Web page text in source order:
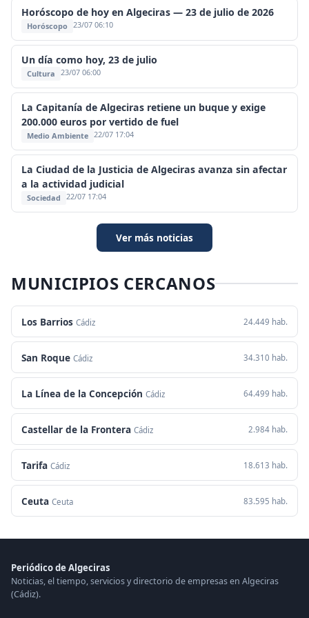
Horóscopo de hoy en Algeciras — 23 de julio de 2026
Horóscopo 23/07 06:10
Un día como hoy, 23 de julio
Cultura 23/07 06:00
La Capitanía de Algeciras retiene un buque y exige
200.000 euros por vertido de fuel
Medio Ambiente 22/07 17:04
La Ciudad de la Justicia de Algeciras avanza sin afectar
a la actividad judicial
Sociedad 22/07 17:04
Ver más noticias
MUNICIPIOS CERCANOS
Los Barrios Cádiz 24.449 hab.
San Roque Cádiz 34.310 hab.
La Línea de la Concepción Cádiz 64.499 hab.
Castellar de la Frontera Cádiz 2.984 hab.
Tarifa Cádiz 18.613 hab.
Ceuta Ceuta 83.595 hab.
Periódico de Algeciras
Noticias, el tiempo, servicios y directorio de empresas en Algeciras
(Cádiz).